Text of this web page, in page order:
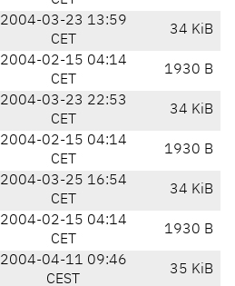
2004-03-23 13:59
CET
34 KiB
2004-02-15 04:14
CET
1930 B
2004-03-23 22:53
CET
34 KiB
2004-02-15 04:14
CET
1930 B
2004-03-25 16:54
CET
34 KiB
2004-02-15 04:14
CET
1930 B
2004-04-11 09:46
CEST
35 KiB